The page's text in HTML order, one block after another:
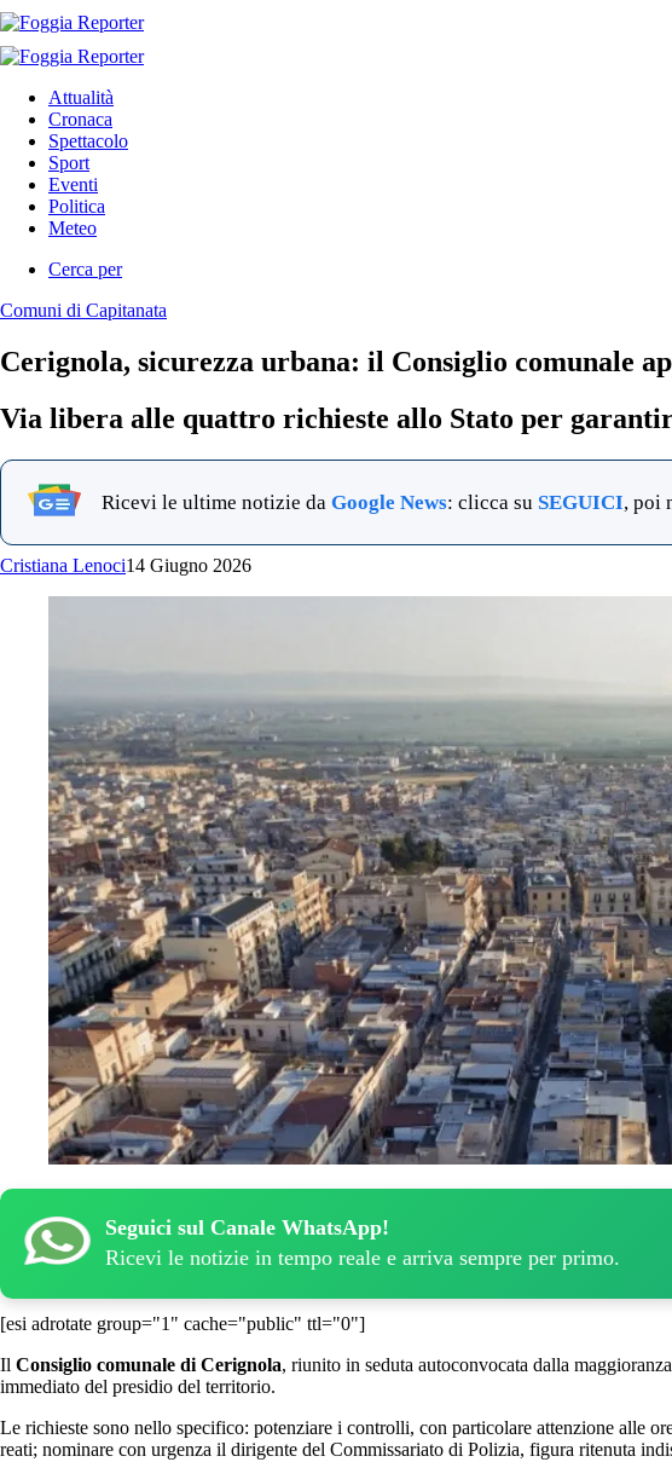
Attualità
Cronaca
Spettacolo
Sport
Eventi
Politica
Meteo
Cerca per
Comuni di Capitanata
Cerignola, sicurezza urbana: il Consiglio comunale
Via libera alle quattro richieste allo Stato per
Ricevi le ultime notizie da Google News: clicca su SEGUICI, poi
Cristiana Lenoci14 Giugno 2026
Seguici sul Canale WhatsApp!
Ricevi le notizie in tempo reale e arriva sempre per primo.
[esi adrotate group="1" cache="public" ttl="0"]
Il Consiglio comunale di Cerignola, riunito in seduta autoconvocata dalla
immediato del presidio del territorio.
Le richieste sono nello specifico: potenziare i controlli, con particolare attenzione alle
reati; nominare con urgenza il dirigente del Commissariato di Polizia, figura ritenuta